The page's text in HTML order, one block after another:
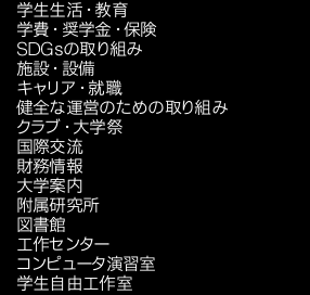
学生生活・教育
学費・奨学金・保険
SDGsの取り組み
施設・設備
キャリア・就職
健全な運営のための取り組み
クラブ・大学祭
国際交流
財務情報
大学案内
附属研究所
図書館
工作センター
コンピュータ演習室
学生自由工作室